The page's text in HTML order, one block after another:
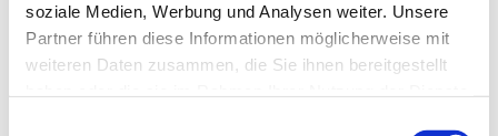
soziale Medien, Werbung und Analysen weiter. Unsere
Partner führen diese Informationen möglicherweise mit
weiteren Daten zusammen, die Sie ihnen bereitgestellt